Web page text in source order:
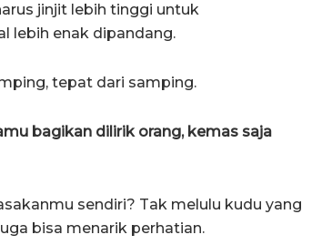
jinjit lebih tinggi untuk
lebih enak dipandang.
tepat dari samping.
bagikan dilirik orang, kemas saja
sendiri? Tak melulu kudu yang
bisa menarik perhatian.